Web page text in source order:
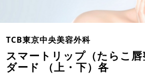
TCB東京中央美容外科
スマートリップ（たらこ
ダード （上・下）各